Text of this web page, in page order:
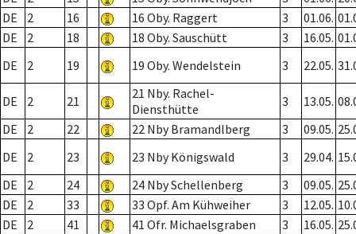
DE
2 16 16 Oby. Raggert 3 01.06.
DE
2 18 18 Oby. Sauschütt 3 16.05.
DE
2 19 19 Oby. Wendelstein 3 22.05.
DE 2 21
21 Nby. Rachel-
Diensthütte
3 13.05.
DE
2 22 22 Nby Bramandlberg 3 09.05.
DE
2 23 23 Nby Königswald 3 29.04.
DE
2 24 24 Nby Schellenberg 3 09.05.
DE
2 33 33 Opf. Am Kühweiher 3 12.05.
DE
2 41 41 Ofr. Michaelsgraben 3 16.05.